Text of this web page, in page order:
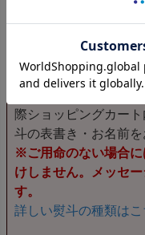
メッセージカード
熨斗(のし)、メッセー
際ショッピングカー
斗の表書き・お名前を
※ご用命のない場合
けしません。メッセ
す。
詳しい熨斗の種類は